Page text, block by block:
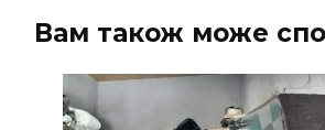
Вам також може